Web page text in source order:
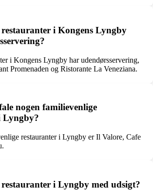
i Kongens Lyngby
i Kongens Lyngby har udendørsservering,
Promenaden og Ristorante La Veneziana.
nogen familievenlige
Lyngby?
restauranter i Lyngby er Il Valore, Cafe
i Lyngby med udsigt?